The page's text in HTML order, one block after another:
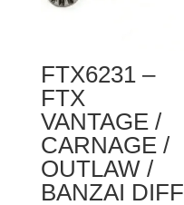
SHOCK
LOWER
CAPS
(2SETS)
FTX6231 –
FTX
VANTAGE /
CARNAGE /
OUTLAW /
BANZAI DIFF